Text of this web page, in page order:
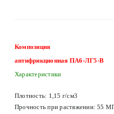
Композиция
антифрикционная ПА6-ЛГ5-В
Характеристики
Плотность: 1,15 г/см3
Прочность при растяжении: 55